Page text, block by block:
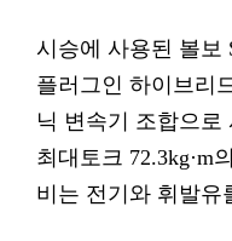
시승에 사용된 볼보
플러그인 하이브리
닉 변속기 조합으로
최대토크 72.3kg·m
비는 전기와 휘발유